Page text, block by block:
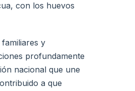
con los huevos
y
profundamente
nacional que une
a que